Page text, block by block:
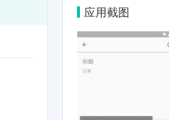
拼音也不用担心，它会实时的更新网络用
我们用户有更好的体验，当然我们的输入
上，谷歌拼音输入法 for Android平台根据
息；还对几处小问题进行了修改。显然在
应用截图